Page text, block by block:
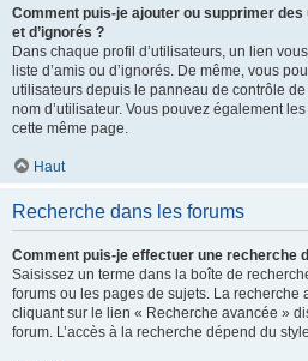
Comment puis-je ajouter ou supprimer des
et d’ignorés ?
Dans chaque profil d’utilisateurs, un lien
liste d’amis ou d’ignorés. De même, vous
utilisateurs depuis le panneau de contrôle
nom d’utilisateur. Vous pouvez également
cette même page.
Haut
Recherche dans les forums
Comment puis-je effectuer une recherche
Saisissez un terme dans la boîte de
forums ou les pages de sujets. La recherche
cliquant sur le lien « Recherche avancée »
forum. L’accès à la recherche dépend du